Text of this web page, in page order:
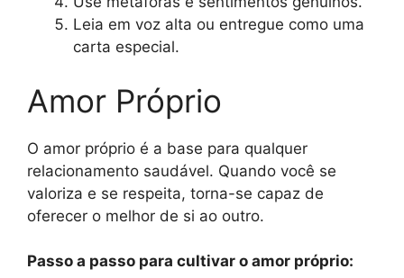
Leia em voz alta ou entregue como uma
carta especial.
Amor Próprio
O amor próprio é a base para qualquer
relacionamento saudável. Quando você se
valoriza e se respeita, torna-se capaz de
oferecer o melhor de si ao outro.
Passo a passo para cultivar o amor próprio: